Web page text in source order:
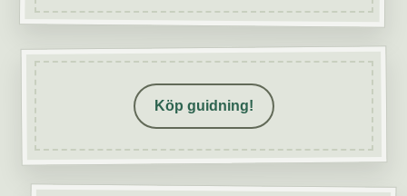
Köp guidning!